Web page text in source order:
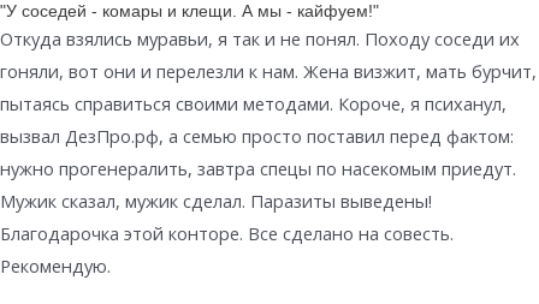
"У соседей - комары и клещи. А мы - кайфуем!"
Откуда взялись муравьи, я так и не понял. Походу соседи их
гоняли, вот они и перелезли к нам. Жена визжит, мать бурчит,
пытаясь справиться своими методами. Короче, я психанул,
вызвал ДезПро.рф, а семью просто поставил перед фактом:
нужно прогенералить, завтра спецы по насекомым приедут.
Мужик сказал, мужик сделал. Паразиты выведены!
Благодарочка этой конторе. Все сделано на совесть.
Рекомендую.